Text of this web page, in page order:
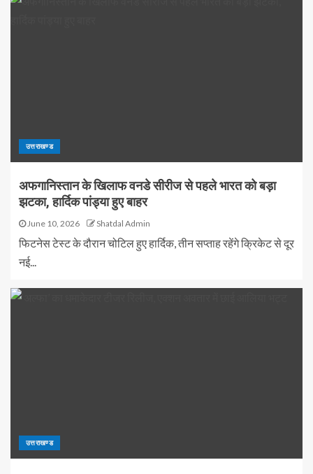
उत्तराखण्ड
अफगानिस्तान के खिलाफ वनडे सीरीज से पहले भारत को बड़ा
झटका, हार्दिक पांड्या हुए बाहर
June 10, 2026 Shatdal Admin
फिटनेस टेस्ट के दौरान चोटिल हुए हार्दिक, तीन सप्ताह रहेंगे क्रिकेट से दूर
नई...
उत्तराखण्ड